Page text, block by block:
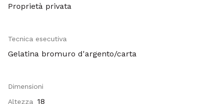
Proprietà privata
Tecnica esecutiva
Gelatina bromuro d'argento/carta
Dimensioni
Altezza
18